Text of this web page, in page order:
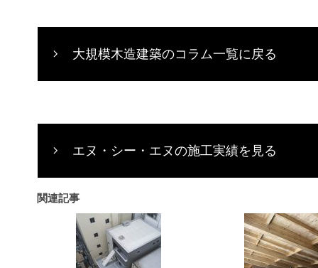
大規模木造建築のコラム一覧に戻る
エヌ・シー・エヌの施工実績を見る
関連記事